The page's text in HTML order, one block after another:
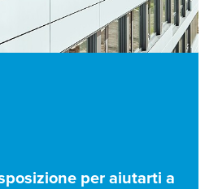
per aiutarti a